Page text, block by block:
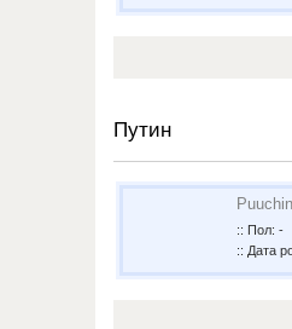
Путин
Puuchin
:: Пол: -
:: Дата